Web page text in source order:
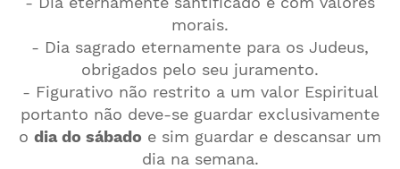
morais.
- Dia sagrado eternamente para os Judeus,
obrigados pelo seu juramento.
- Figurativo não restrito a um valor Espiritual
portanto não deve-se guardar exclusivamente
o dia do sábado e sim guardar e descansar um
dia na semana.